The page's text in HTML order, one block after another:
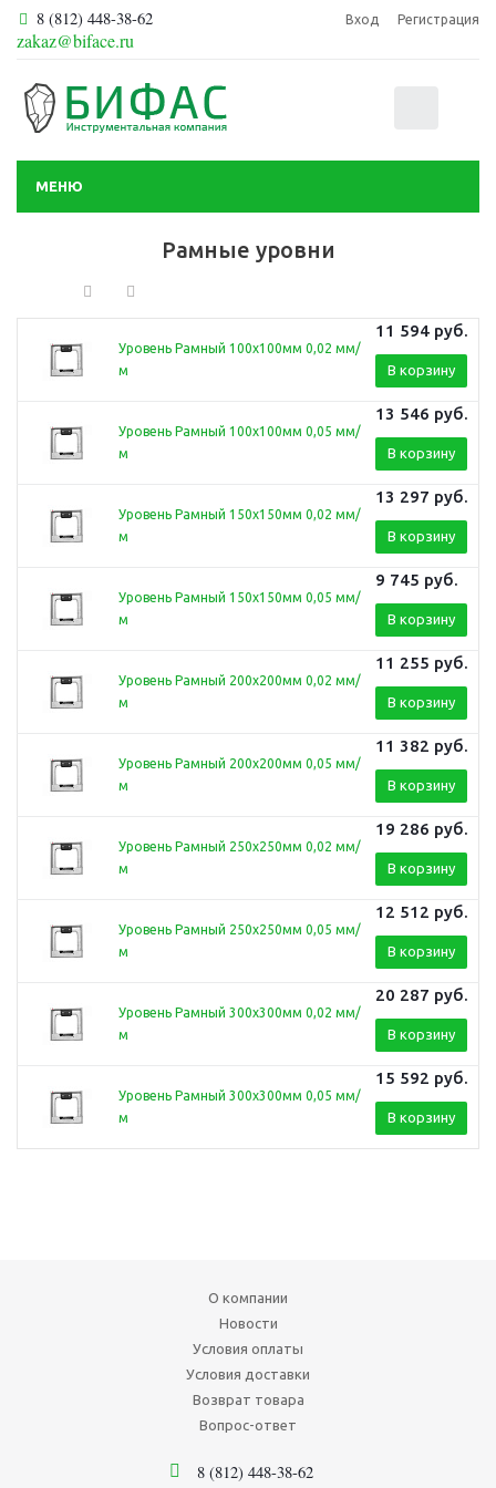
8 (812) 448-38-62
zakaz@biface.ru
Вход Регистрация
МЕНЮ
Рамные уровни
Уровень Рамный 100х100мм 0,02 мм/
м
11 594 руб.
В корзину
Уровень Рамный 100х100мм 0,05 мм/
м
13 546 руб.
В корзину
Уровень Рамный 150х150мм 0,02 мм/
м
13 297 руб.
В корзину
Уровень Рамный 150х150мм 0,05 мм/
м
9 745 руб.
В корзину
Уровень Рамный 200х200мм 0,02 мм/
м
11 255 руб.
В корзину
Уровень Рамный 200х200мм 0,05 мм/
м
11 382 руб.
В корзину
Уровень Рамный 250х250мм 0,02 мм/
м
19 286 руб.
В корзину
Уровень Рамный 250х250мм 0,05 мм/
м
12 512 руб.
В корзину
Уровень Рамный 300х300мм 0,02 мм/
м
20 287 руб.
В корзину
Уровень Рамный 300х300мм 0,05 мм/
м
15 592 руб.
В корзину
О компании
Новости
Условия оплаты
Условия доставки
Возврат товара
Вопрос-ответ
8 (812) 448-38-62